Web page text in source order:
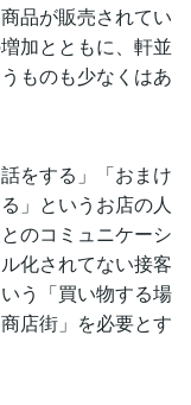
品が販売されてい
加とともに、軒並
ものも少なくはあ
をする」「おまけ
」というお店の人
のコミュニケーシ
化されてない接客
う「買い物する場
店街」を必要とす